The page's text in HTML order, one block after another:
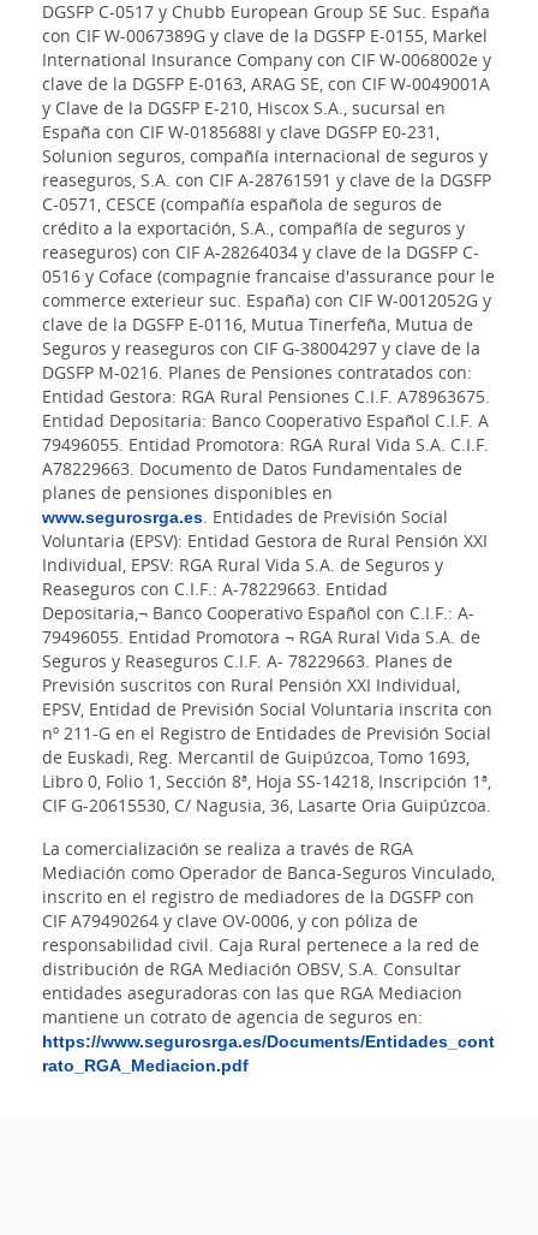
DGSFP C-0517 y Chubb European Group SE Suc. España
con CIF W-0067389G y clave de la DGSFP E-0155, Markel
International Insurance Company con CIF W-0068002e y
clave de la DGSFP E-0163, ARAG SE, con CIF W-0049001A
y Clave de la DGSFP E-210, Hiscox S.A., sucursal en
España con CIF W-0185688I y clave DGSFP E0-231,
Solunion seguros, compañía internacional de seguros y
reaseguros, S.A. con CIF A-28761591 y clave de la DGSFP
C-0571, CESCE (compañía española de seguros de
crédito a la exportación, S.A., compañía de seguros y
reaseguros) con CIF A-28264034 y clave de la DGSFP C-
0516 y Coface (compagnie francaise d'assurance pour le
commerce exterieur suc. España) con CIF W-0012052G y
clave de la DGSFP E-0116, Mutua Tinerfeña, Mutua de
Seguros y reaseguros con CIF G-38004297 y clave de la
DGSFP M-0216. Planes de Pensiones contratados con:
Entidad Gestora: RGA Rural Pensiones C.I.F. A78963675.
Entidad Depositaria: Banco Cooperativo Español C.I.F. A
79496055. Entidad Promotora: RGA Rural Vida S.A. C.I.F.
A78229663. Documento de Datos Fundamentales de
planes de pensiones disponibles en
www.segurosrga.es . Entidades de Previsión Social
Voluntaria (EPSV): Entidad Gestora de Rural Pensión XXI
Individual, EPSV: RGA Rural Vida S.A. de Seguros y
Reaseguros con C.I.F.: A-78229663. Entidad
Depositaria,¬ Banco Cooperativo Español con C.I.F.: A-
79496055. Entidad Promotora ¬ RGA Rural Vida S.A. de
Seguros y Reaseguros C.I.F. A- 78229663. Planes de
Previsión suscritos con Rural Pensión XXI Individual,
EPSV, Entidad de Previsión Social Voluntaria inscrita con
nº 211-G en el Registro de Entidades de Previsión Social
de Euskadi, Reg. Mercantil de Guipúzcoa, Tomo 1693,
Libro 0, Folio 1, Sección 8ª, Hoja SS-14218, Inscripción 1ª,
CIF G-20615530, C/ Nagusia, 36, Lasarte Oria Guipúzcoa.
La comercialización se realiza a través de RGA
Mediación como Operador de Banca-Seguros Vinculado,
inscrito en el registro de mediadores de la DGSFP con
CIF A79490264 y clave OV-0006, y con póliza de
responsabilidad civil. Caja Rural pertenece a la red de
distribución de RGA Mediación OBSV, S.A. Consultar
entidades aseguradoras con las que RGA Mediacion
mantiene un cotrato de agencia de seguros en:
https://www.segurosrga.es/Documents/Entidades_cont
rato_RGA_Mediacion.pdf